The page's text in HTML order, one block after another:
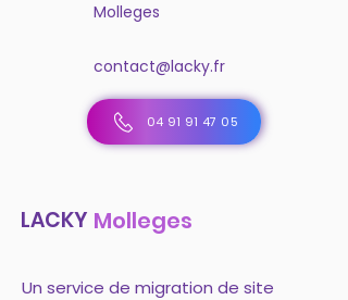
Molleges
contact@lacky.fr
04 91 91 47 05
LACKY Molleges
Un service de migration de site